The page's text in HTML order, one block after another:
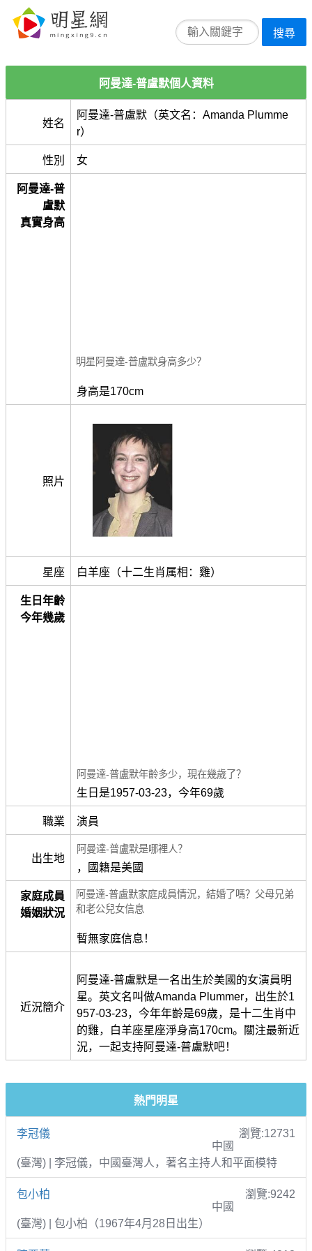
搜尋
阿曼達-普盧默個人資料
姓名
阿曼達-普盧默（英文名：Amanda Plumme
r）
性別 女
阿曼達-普
盧默
真實身高
明星阿曼達-普盧默身高多少？
身高是170cm
照片
星座 白羊座（十二生肖属相：雞）
生日年齡
今年幾歲
阿曼達-普盧默年齡多少，現在幾歲了？
生日是1957-03-23，今年69歲
職業 演員
出生地
阿曼達-普盧默是哪裡人？
，國籍是美國
家庭成員
婚姻狀況
阿曼達-普盧默家庭成員情況，結婚了嗎？父母兄弟
和老公兒女信息
暫無家庭信息！
近況簡介
阿曼達-普盧默是一名出生於美國的女演員明
星。英文名叫做Amanda Plummer，出生於1
957-03-23，今年年齡是69歲，是十二生肖中
的雞，白羊座星座淨身高170cm。關注最新近
況，一起支持阿曼達-普盧默吧！
熱門明星
李冠儀
瀏覽:12731
中國
(臺灣) | 李冠儀，中國臺灣人，著名主持人和平面模特
包小柏
瀏覽:9242
中國
(臺灣) | 包小柏（1967年4月28日出生）